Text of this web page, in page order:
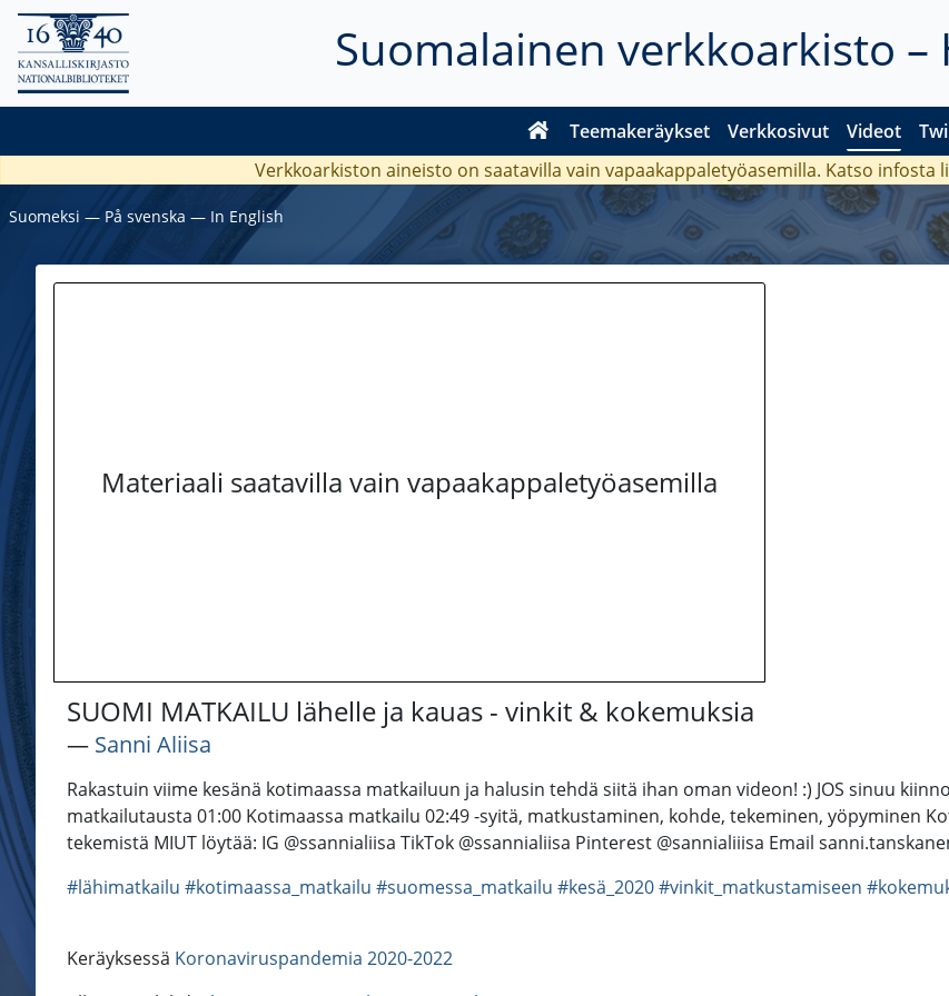
Suomalainen verkkoarkisto –
Teemakeräykset Verkkosivut Videot
Verkkoarkiston aineisto on saatavilla vain vapaakappaletyöasemilla. Katso infosta
Suomeksi ― På svenska ― In English
Materiaali saatavilla vain vapaakappaletyöasemilla
SUOMI MATKAILU lähelle ja kauas - vinkit & kokemuksia
― Sanni Aliisa
Rakastuin viime kesänä kotimaassa matkailuun ja halusin tehdä siitä ihan oman videon! :) JOS sinuu
matkailutausta 01:00 Kotimaassa matkailu 02:49 -syitä, matkustaminen, kohde, tekeminen, yöpyminen
tekemistä MIUT löytää: IG @ssannialiisa TikTok @ssannialiisa Pinterest @sannialiiisa Email
#lähimatkailu #kotimaassa_matkailu #suomessa_matkailu #kesä_2020#vinkit_matkustamiseen
Keräyksessä Koronaviruspandemia 2020-2022